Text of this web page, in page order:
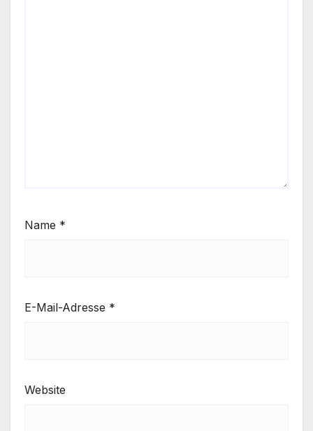
Name *
E-Mail-Adresse *
Website